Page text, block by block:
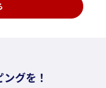
グを！